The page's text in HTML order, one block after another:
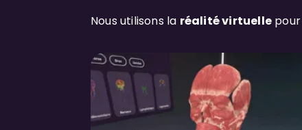
Nous utilisons la réalité virtuelle